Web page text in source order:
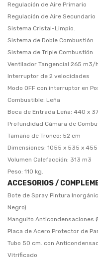
Regulación de Aire Primario
Regulación de Aire Secundario
Sistema Cristal-Limpio.
Sistema de Doble Combustión
Sistema de Triple Combustión
Ventilador Tangencial 265 m3/
Interruptor de 2 velocidades
Modo OFF con interruptor en
Combustible: Leña
Boca de Entrada Leña: 440 x
Profundidad Cámara de
Tamaño de Tronco: 52 cm
Dimensiones: 1055 x 535 x
Volumen Calefacción: 313 m3
Peso: 110 kg.
ACCESORIOS /
Bote de Spray Pintura
Negro)
Manguito Anticondensaciones
Placa de Acero Protector de
Tubo 50 cm. con
Vitrificado